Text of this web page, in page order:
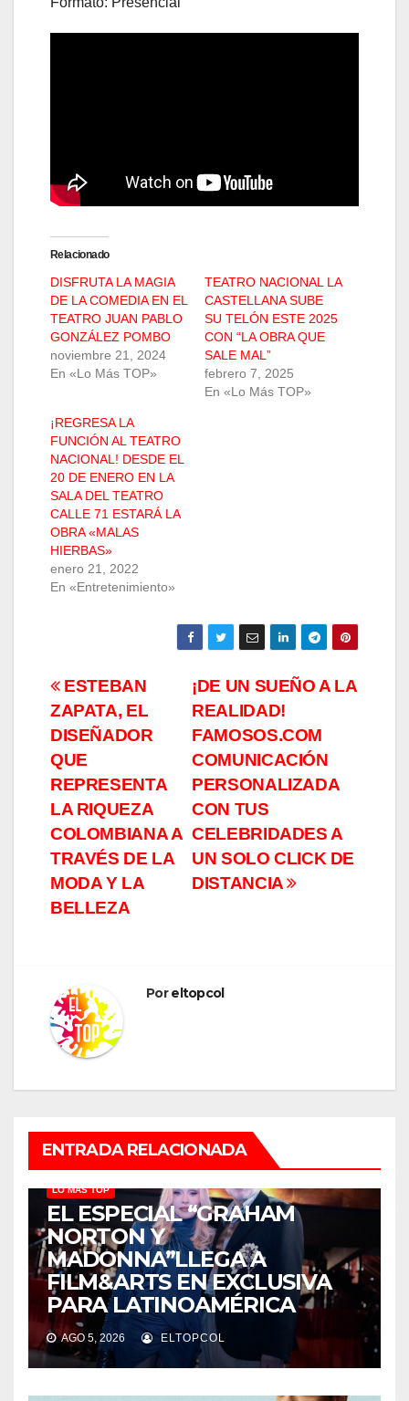
Relacionado
DISFRUTA LA MAGIA
DE LA COMEDIA EN EL
TEATRO JUAN PABLO
GONZÁLEZ POMBO
noviembre 21, 2024
En «Lo Más TOP»
TEATRO NACIONAL LA
CASTELLANA SUBE
SU TELÓN ESTE 2025
CON “LA OBRA QUE
SALE MAL”
febrero 7, 2025
En «Lo Más TOP»
¡REGRESA LA
FUNCIÓN AL TEATRO
NACIONAL! DESDE EL
20 DE ENERO EN LA
SALA DEL TEATRO
CALLE 71 ESTARÁ LA
OBRA «MALAS
HIERBAS»
enero 21, 2022
En «Entretenimiento»
Navegación
de
entradas
¡DE UN SUEÑO A LA
REALIDAD!
FAMOSOS.COM
COMUNICACIÓN
PERSONALIZADA
CON TUS
CELEBRIDADES A
UN SOLO CLICK DE
DISTANCIA
ESTEBAN
ZAPATA, EL
DISEÑADOR
QUE
REPRESENTA
LA RIQUEZA
COLOMBIANA A
TRAVÉS DE LA
MODA Y LA
BELLEZA
Poreltopcol
ENTRADA RELACIONADA
LO MÁS TOP
EL ESPECIAL “GRAHAM
NORTON Y
MADONNA”LLEGA A
FILM&ARTS EN EXCLUSIVA
PARA LATINOAMÉRICA
AGO 5, 2026 ELTOPCOL